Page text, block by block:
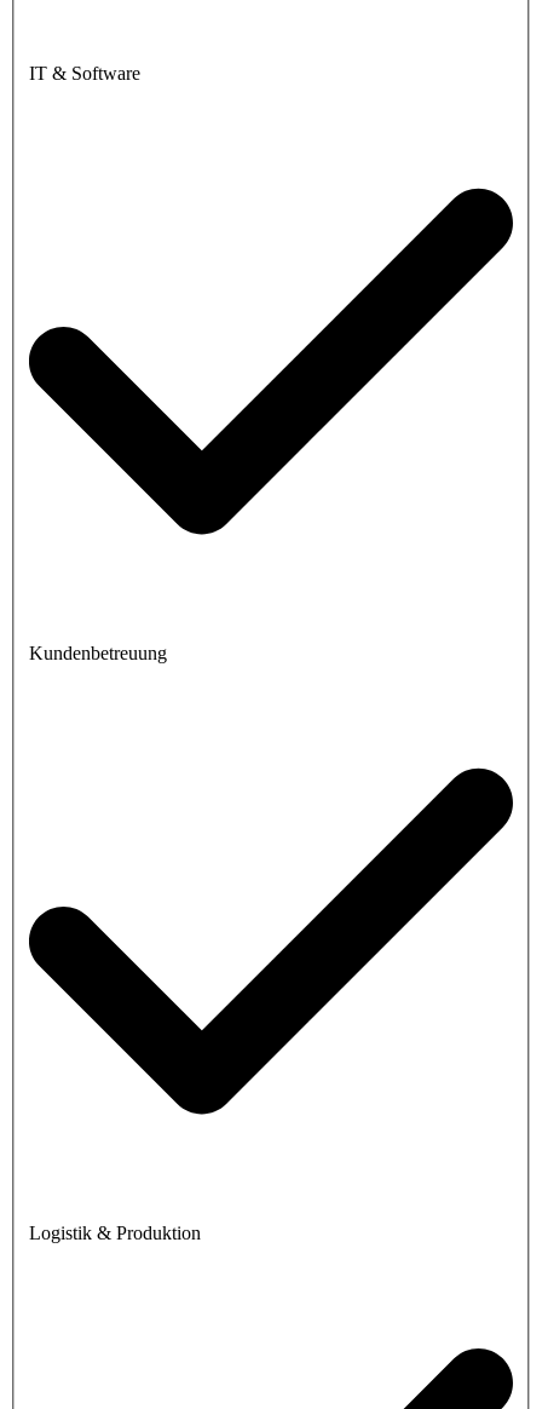
IT & Software
Kundenbetreuung
Logistik & Produktion